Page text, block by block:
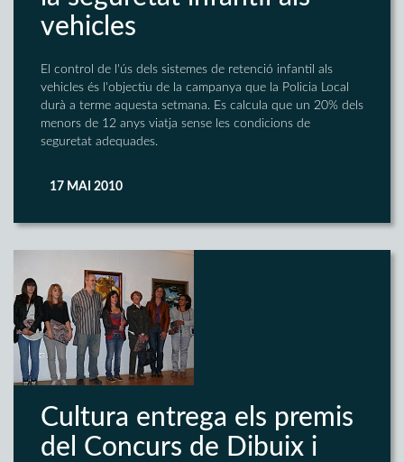
vehicles
El control de l'ús dels sistemes de retenció infantil als
vehicles és l'objectiu de la campanya que la Policia Local
durà a terme aquesta setmana. Es calcula que un 20% dels
menors de 12 anys viatja sense les condicions de
seguretat adequades.
17 MAI 2010
Cultura entrega els premis
del Concurs de Dibuix i